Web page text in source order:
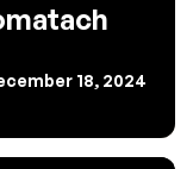
18, 2024